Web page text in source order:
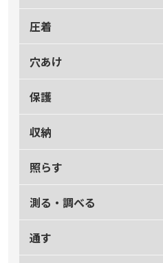
圧着
穴あけ
保護
収納
照らす
測る・調べる
通す